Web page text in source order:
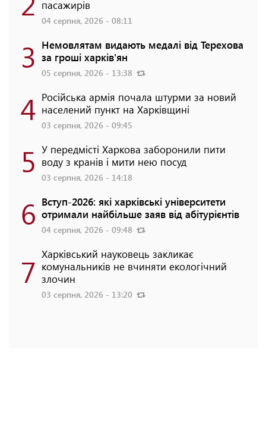
пасажирів
04 серпня, 2026 - 08:11
3 Немовлятам видають медалі від Терехова
за гроші харків'ян
05 серпня, 2026 - 13:38
4 Російська армія почала штурми за новий
населений пункт на Харківщині
03 серпня, 2026 - 09:45
5 У передмісті Харкова заборонили пити
воду з кранів і мити нею посуд
03 серпня, 2026 - 14:18
6 Вступ-2026: які харківські університети
отримали найбільше заяв від абітурієнтів
04 серпня, 2026 - 09:48
7 Харківський науковець закликає
комунальників не вчиняти екологічний
злочин
03 серпня, 2026 - 13:20